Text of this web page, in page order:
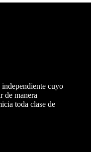
cuyo
de manera
toda clase de